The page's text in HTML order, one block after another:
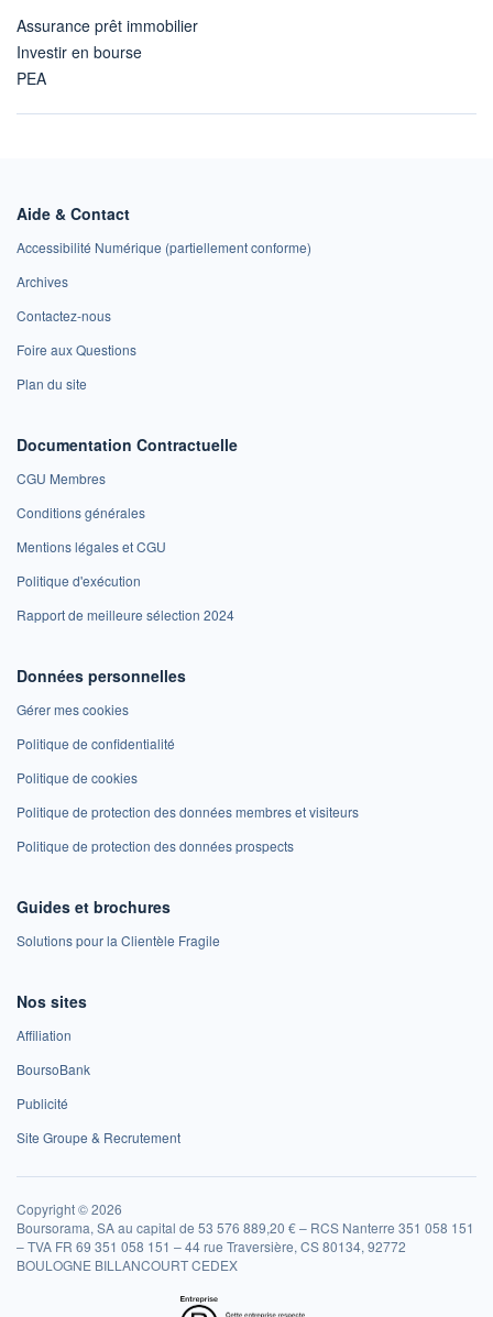
Assurance prêt immobilier
Investir en bourse
PEA
Aide & Contact
Accessibilité Numérique (partiellement conforme)
Archives
Contactez-nous
Foire aux Questions
Plan du site
Documentation Contractuelle
CGU Membres
Conditions générales
Mentions légales et CGU
Politique d'exécution
Rapport de meilleure sélection 2024
Données personnelles
Gérer mes cookies
Politique de confidentialité
Politique de cookies
Politique de protection des données membres et visiteurs
Politique de protection des données prospects
Guides et brochures
Solutions pour la Clientèle Fragile
Nos sites
Affiliation
BoursoBank
Publicité
Site Groupe & Recrutement
Copyright © 2026
Boursorama, SA au capital de 53 576 889,20 € – RCS Nanterre 351 058 151
– TVA FR 69 351 058 151 – 44 rue Traversière, CS 80134, 92772
BOULOGNE BILLANCOURT CEDEX